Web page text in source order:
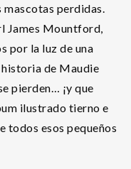
mascotas perdidas.
James Mountford,
por la luz de una
historia de Maudie
pierden… ¡y que
ilustrado tierno e
todos esos pequeños